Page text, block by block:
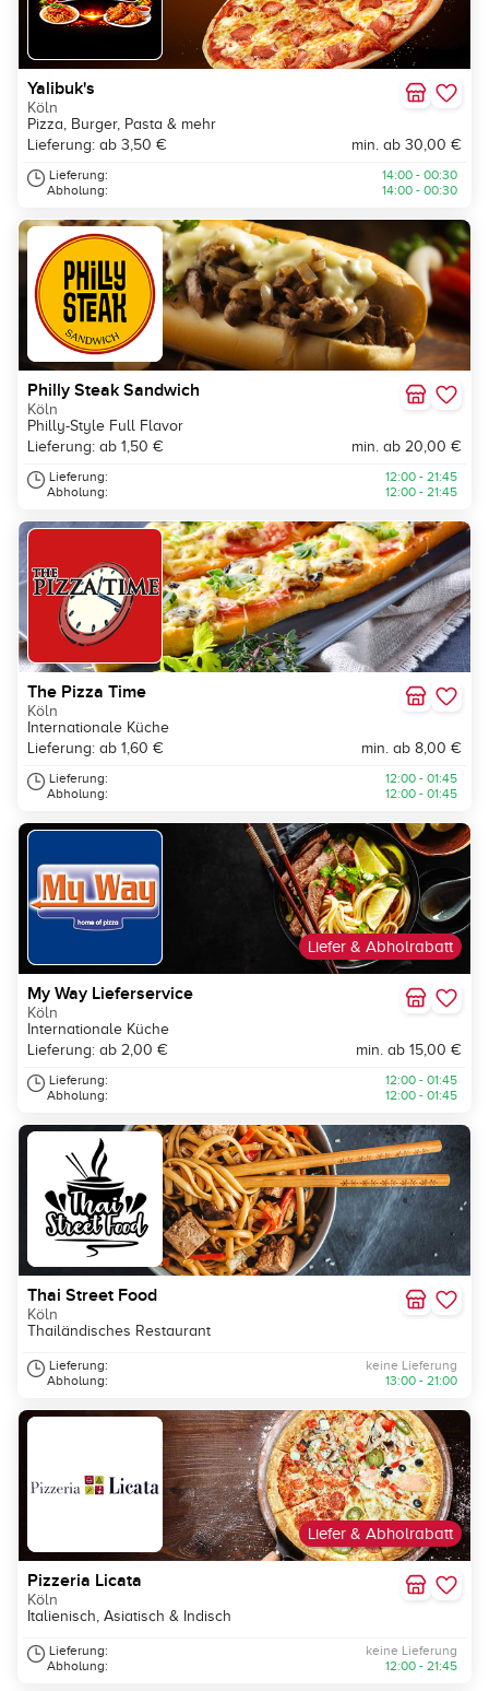
Yalibuk's
Köln
Pizza, Burger, Pasta & mehr
Lieferung: ab 3,50 €
min. ab 30,00 €
Lieferung:
Abholung:
14:00 - 00:30
14:00 - 00:30
Philly Steak Sandwich
Köln
Philly-Style Full Flavor
Lieferung: ab 1,50 €
min. ab 20,00 €
Lieferung:
Abholung:
12:00 - 21:45
12:00 - 21:45
The Pizza Time
Köln
Internationale Küche
Lieferung: ab 1,60 €
min. ab 8,00 €
Lieferung:
Abholung:
12:00 - 01:45
12:00 - 01:45
Liefer & Abholrabatt
My Way Lieferservice
Köln
Internationale Küche
Lieferung: ab 2,00 €
min. ab 15,00 €
Lieferung:
Abholung:
12:00 - 01:45
12:00 - 01:45
Thai Street Food
Köln
Thailändisches Restaurant
Lieferung:
Abholung:
keine Lieferung
13:00 - 21:00
Liefer & Abholrabatt
Pizzeria Licata
Köln
Italienisch, Asiatisch & Indisch
Lieferung:
Abholung:
keine Lieferung
12:00 - 21:45